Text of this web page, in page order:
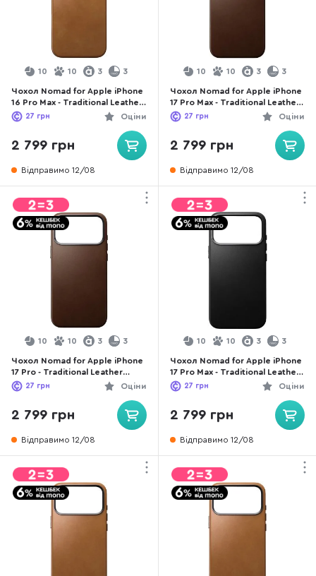
10 10 3 3
Чохол Nomad for Apple iPhone
16 Pro Max - Traditional Leather
English Tan (NM01387985)
Оціни
27 грн
2 799 грн
Відправимо 12/08
10 10 3 3
Чохол Nomad for Apple iPhone
17 Pro Max - Traditional Leather
Brown (NM011901858)
Оціни
27 грн
2 799 грн
Відправимо 12/08
10 10 3 3
Чохол Nomad for Apple iPhone
17 Pro - Traditional Leather
Brown (NM011949858)
Оціни
27 грн
2 799 грн
Відправимо 12/08
10 10 3 3
Чохол Nomad for Apple iPhone
17 Pro Max - Traditional Leather
Black (NM011895858)
Оціни
27 грн
2 799 грн
Відправимо 12/08